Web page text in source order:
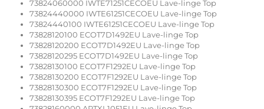
73824060000 IWTE71251CECOEU Lave-linge Top
73824440000 IWTE61251CECOEU Lave-linge Top
73824440100 IWTE61251CECOEU Lave-linge Top
73828120100 ECOT7D1492EU Lave-linge Top
73828120200 ECOT7D1492EU Lave-linge Top
73828120295 ECOT7D1492EU Lave-linge Top
73828130100 ECOT7F1292EU Lave-linge Top
73828130200 ECOT7F1292EU Lave-linge Top
73828130300 ECOT7F1292EU Lave-linge Top
73828130395 ECOT7F1292EU Lave-linge Top